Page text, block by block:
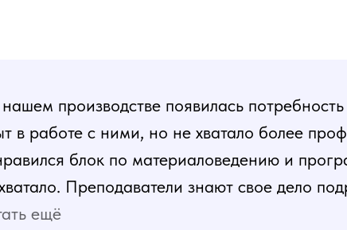
производстве появилась
в работе с ними, но не хватало более
блок по материаловедению и
Преподаватели знают свое дело
пошаговая и постепенная, это
ещё